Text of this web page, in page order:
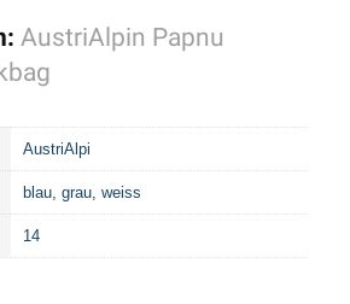
AustriAlpin Papnu
AustriAlpi
blau, grau, weiss
14